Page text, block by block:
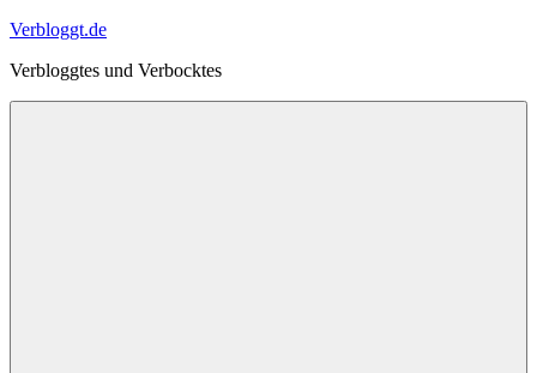
Zum
springen
Verbloggt.de
Verbloggtes und Verbocktes